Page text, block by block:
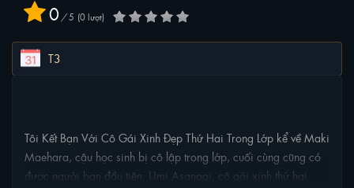
0 / 5 0lượt
T3
Tôi Kết Bạn Với Cô Gái Xinh Đẹp Thứ Hai Trong Lớp kể về Maki
Maehara, cậu học sinh bị cô lập trong lớp, cuối cùng cũng có
được người bạn đầu tiên: Umi Asanagi, cô gái xinh thứ hai